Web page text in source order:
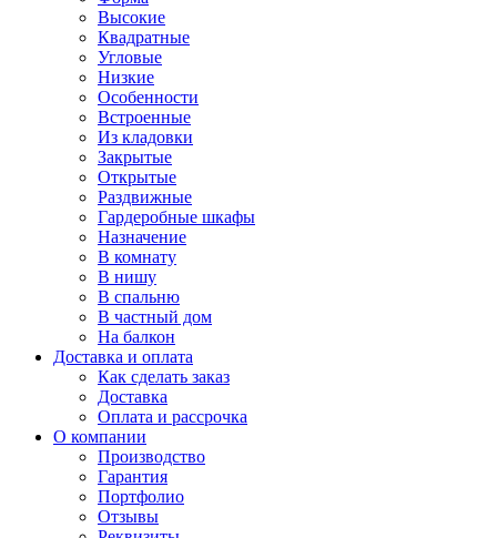
Высокие
Квадратные
Угловые
Низкие
Особенности
Встроенные
Из кладовки
Закрытые
Открытые
Раздвижные
Гардеробные шкафы
Назначение
В комнату
В нишу
В спальню
В частный дом
На балкон
Доставка и оплата
Как сделать заказ
Доставка
Оплата и рассрочка
О компании
Производство
Гарантия
Портфолио
Отзывы